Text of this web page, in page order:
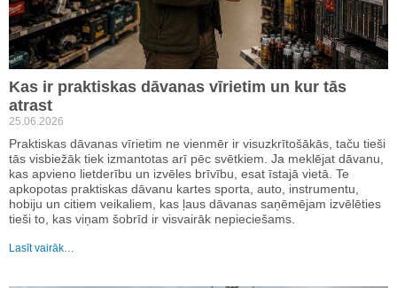
Kas ir praktiskas dāvanas vīrietim un kur tās
atrast
25.06.2026
Praktiskas dāvanas vīrietim ne vienmēr ir visuzkrītošākās, taču tieši
tās visbiežāk tiek izmantotas arī pēc svētkiem. Ja meklējat dāvanu,
kas apvieno lietderību un izvēles brīvību, esat īstajā vietā. Te
apkopotas praktiskas dāvanu kartes sporta, auto, instrumentu,
hobiju un citiem veikaliem, kas ļaus dāvanas saņēmējam izvēlēties
tieši to, kas viņam šobrīd ir visvairāk nepieciešams.
Lasīt vairāk…